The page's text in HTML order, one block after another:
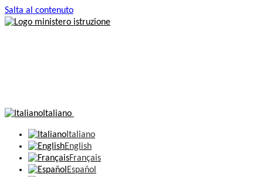
Salta al contenuto
Italiano
Italiano
English
Français
Español